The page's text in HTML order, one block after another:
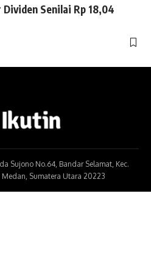
Dividen Senilai Rp 18,04
Sujono No.64, Bandar Selamat, Kec.
Sumatera Utara 20223